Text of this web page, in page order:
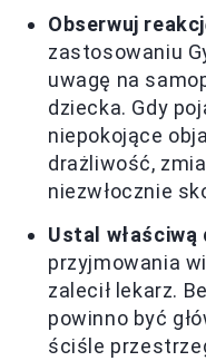
Obserwuj
zastosowaniu
uwagę na
dziecka. Gdy
niepokojące
drażliwość,
niezwłocznie
Ustal właściwą
przyjmowania
zalecił lekarz.
powinno być
ściśle